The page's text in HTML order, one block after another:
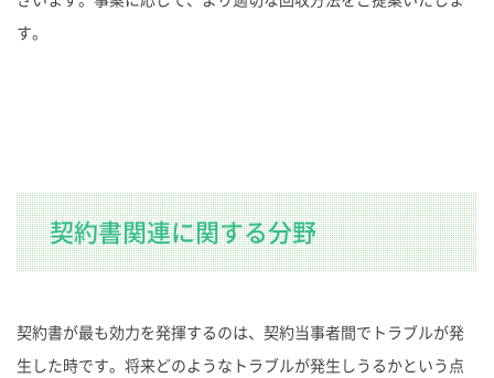
す。
契約書関連に関する分野
契約書が最も効力を発揮するのは、契約当事者間でトラブルが発
生した時です。将来どのようなトラブルが発生しうるかという点